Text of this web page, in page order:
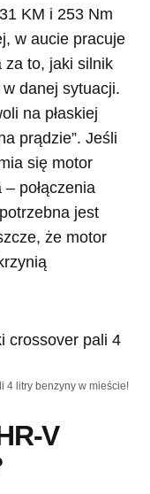
KM i 253 Nm
w aucie pracuje
za to, jaki silnik
danej sytuacji.
na płaskiej
prądzie”. Jeśli
się motor
połączenia
jest
że motor
4 litry benzyny w mieście!
V